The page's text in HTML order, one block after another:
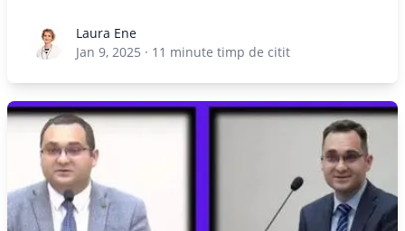
Laura EneLaura Ene
Jan 9, 2025 · 11 minute timp de citit